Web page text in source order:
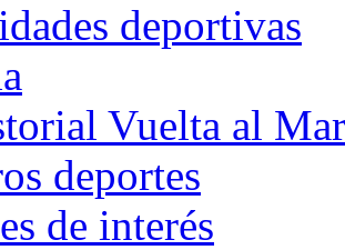
deportivas
Vuelta al
deportes
de interés